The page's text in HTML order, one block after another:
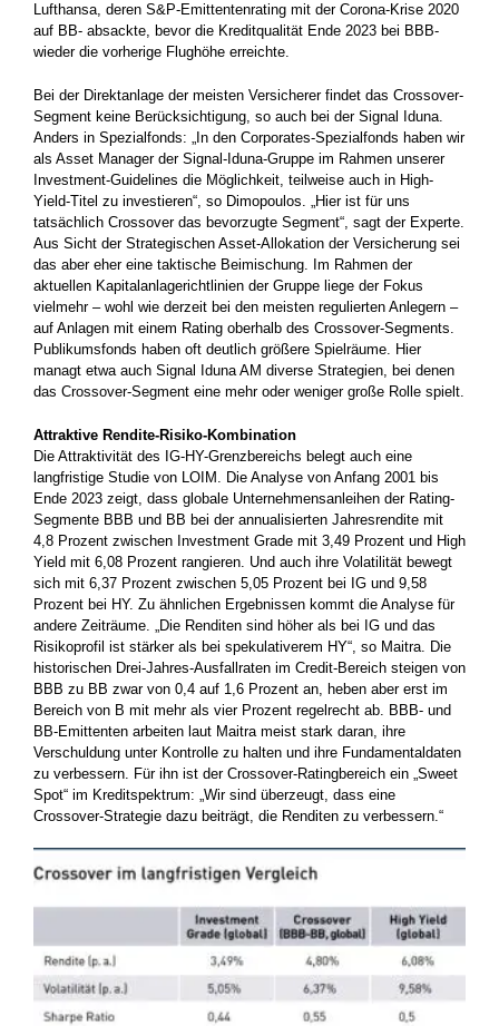
Lufthansa, deren S&P-Emittentenrating mit der Corona-Krise 2020
auf BB- absackte, bevor die Kreditqualität Ende 2023 bei BBB-
wieder die vorherige Flughöhe erreichte.
Bei der Direktanlage der meisten Versicherer findet das Crossover-
Segment keine Berücksichtigung, so auch bei der Signal Iduna.
Anders in Spezialfonds: „In den Corporates-Spezialfonds haben wir
als Asset Manager der Signal-Iduna-Gruppe im Rahmen unserer
Investment-Guidelines die Möglichkeit, teilweise auch in High-
Yield-Titel zu investieren“, so Dimopoulos. „Hier ist für uns
tatsächlich Crossover das bevorzugte Segment“, sagt der Experte.
Aus Sicht der Strategischen Asset-Allokation der Versicherung sei
das aber eher eine taktische Beimischung. Im Rahmen der
aktuellen Kapitalanlagerichtlinien der Gruppe liege der Fokus
vielmehr – wohl wie derzeit bei den meisten regulierten Anlegern –
auf Anlagen mit einem Rating oberhalb des Crossover-Segments.
Publikumsfonds haben oft deutlich größere Spielräume. Hier
managt etwa auch Signal Iduna AM diverse Strategien, bei denen
das Crossover-Segment eine mehr oder weniger große Rolle spielt.
Attraktive Rendite-Risiko-Kombination
Die Attraktivität des IG-HY-Grenzbereichs belegt auch eine
langfristige Studie von LOIM. Die Analyse von Anfang 2001 bis
Ende 2023 zeigt, dass globale Unternehmensanleihen der Rating-
Segmente BBB und BB bei der annualisierten Jahresrendite mit
4,8 Prozent zwischen Investment Grade mit 3,49 Prozent und High
Yield mit 6,08 Prozent rangieren. Und auch ihre Volatilität bewegt
sich mit 6,37 Prozent zwischen 5,05 Prozent bei IG und 9,58
Prozent bei HY. Zu ähnlichen Ergebnissen kommt die Analyse für
andere Zeiträume. „Die Renditen sind höher als bei IG und das
Risikoprofil ist stärker als bei spekulativerem HY“, so Maitra. Die
historischen Drei-Jahres-Ausfallraten im Credit-Bereich steigen von
BBB zu BB zwar von 0,4 auf 1,6 Prozent an, heben aber erst im
Bereich von B mit mehr als vier Prozent regelrecht ab. BBB- und
BB-Emittenten arbeiten laut Maitra meist stark daran, ihre
Verschuldung unter Kontrolle zu halten und ihre Fundamentaldaten
zu verbessern. Für ihn ist der Crossover-Ratingbereich ein „Sweet
Spot“ im Kreditspektrum: „Wir sind überzeugt, dass eine
Crossover-Strategie dazu beiträgt, die Renditen zu verbessern.“